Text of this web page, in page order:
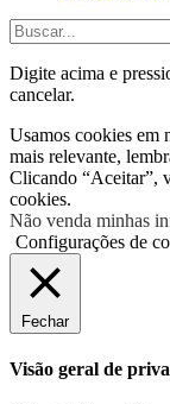
Digite acima e
cancelar.
Usamos cookies em
mais relevante,
Clicando “Aceitar”,
cookies.
Não venda minhas
Configurações de
Fechar
Visão geral de